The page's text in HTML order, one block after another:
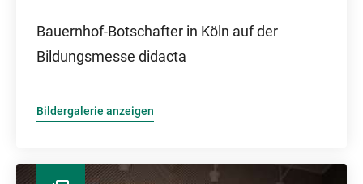
Bauernhof-Botschafter in Köln auf der
Bildungsmesse didacta
Bildergalerie anzeigen